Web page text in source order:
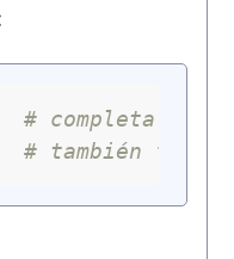
# completa a
# también